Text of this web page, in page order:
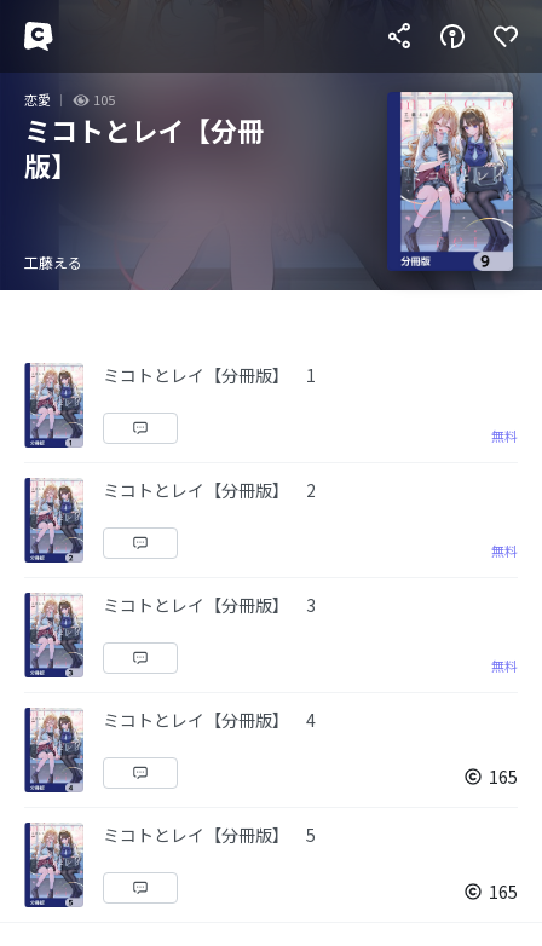
恋愛 105
ミコトとレイ【分冊
版】
工藤える
ミコトとレイ【分冊版】 1
無料
ミコトとレイ【分冊版】 2
無料
ミコトとレイ【分冊版】 3
無料
ミコトとレイ【分冊版】 4
165
ミコトとレイ【分冊版】 5
165